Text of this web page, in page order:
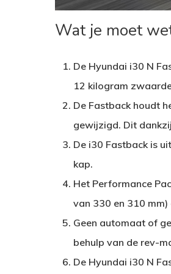
Wat je moet
De Hyundai i30 N
12 kilogram
De Fastback houdt
gewijzigd. Dit
De i30 Fastback is
kap.
Het Performance
van 330 en 310
Geen automaat of
behulp van de rev-
De Hyundai i30 N